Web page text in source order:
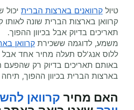
טיול קרוואנים בארצות הברית
קרוואן בארצות הברית שונה לאותו
תאריכים בדיוק אבל בכיוון ההפוך.
משמע, לדוגמה ששכירת קרוואן
ללוס אנג'לס תעלה מחיר אחד אבל
באותם תאריכים בדיוק רק שהפעם
בארצות הברית בכיוון ההפוך,
האם מחיר קרוואן